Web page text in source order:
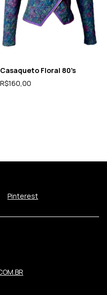
Casaqueto Floral 80's
R$160,00
Pinterest